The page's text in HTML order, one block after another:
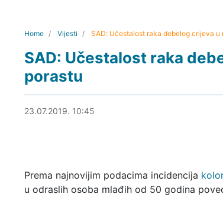
Home Vijesti SAD: Učestalost raka debelog crijeva u
SAD: Učestalost raka
porastu
23.07.2019. 11:08
23.07.2019. 10:45
Prema najnovijim podacima incidencija
u odraslih osoba mlađih od 50 godina